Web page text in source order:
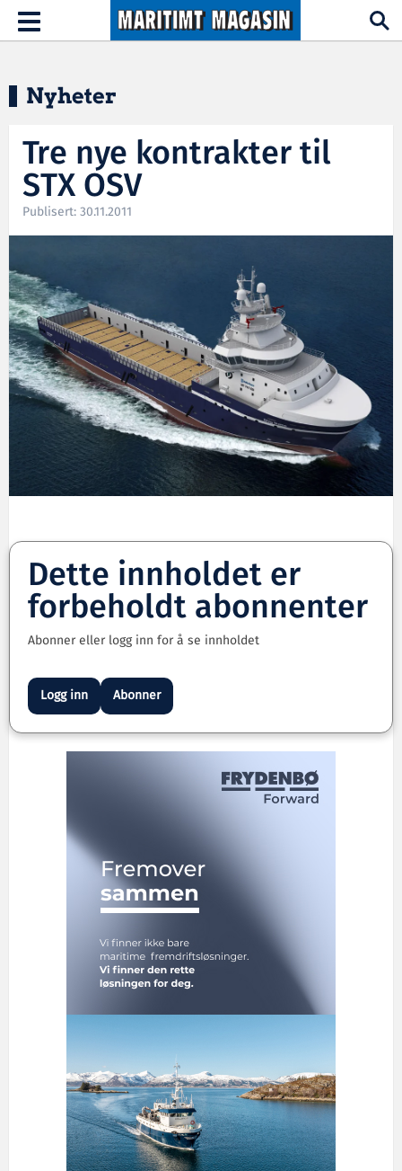
Hopp til hovedinnhold
Toggle
navigation
Nyheter
Tre nye kontrakter til
STX OSV
Publisert: 30.11.2011
Dette innholdet er
forbeholdt abonnenter
Abonner eller logg inn for å se innholdet
Logg inn Abonner